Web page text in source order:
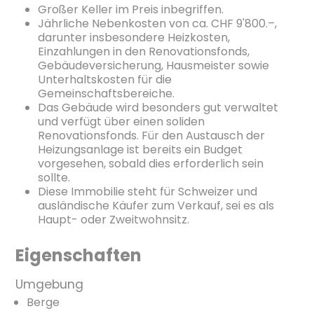
Großer Keller im Preis inbegriffen.
Jährliche Nebenkosten von ca. CHF 9'800.–,
darunter insbesondere Heizkosten,
Einzahlungen in den Renovationsfonds,
Gebäudeversicherung, Hausmeister sowie
Unterhaltskosten für die
Gemeinschaftsbereiche.
Das Gebäude wird besonders gut verwaltet
und verfügt über einen soliden
Renovationsfonds. Für den Austausch der
Heizungsanlage ist bereits ein Budget
vorgesehen, sobald dies erforderlich sein
sollte.
Diese Immobilie steht für Schweizer und
ausländische Käufer zum Verkauf, sei es als
Haupt- oder Zweitwohnsitz.
Eigenschaften
Umgebung
Berge